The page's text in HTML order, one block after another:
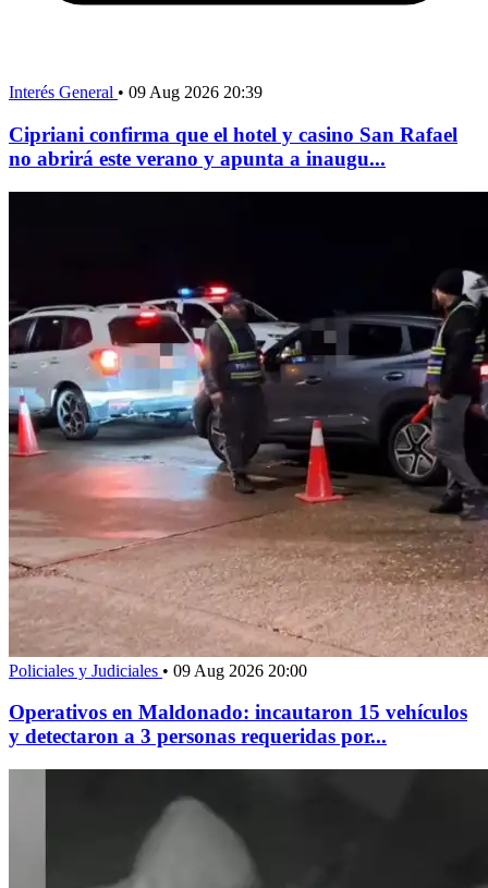
Interés General • 09 Aug 2026 20:39
Cipriani confirma que el hotel y casino San Rafael
no abrirá este verano y apunta a inaugu...
Policiales y Judiciales • 09 Aug 2026 20:00
Operativos en Maldonado: incautaron 15 vehículos
y detectaron a 3 personas requeridas por...